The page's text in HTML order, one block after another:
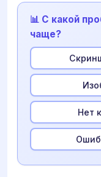
📊 С какой
чаще?
Нет